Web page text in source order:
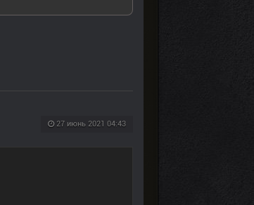
27 июнь 2021 04:43